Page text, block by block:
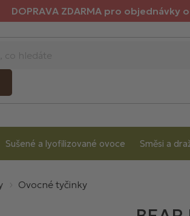
DOPRAVA ZDARMA pro objednávky
Sušené a lyofilizované ovoce Směsi a
Ovocné tyčinky